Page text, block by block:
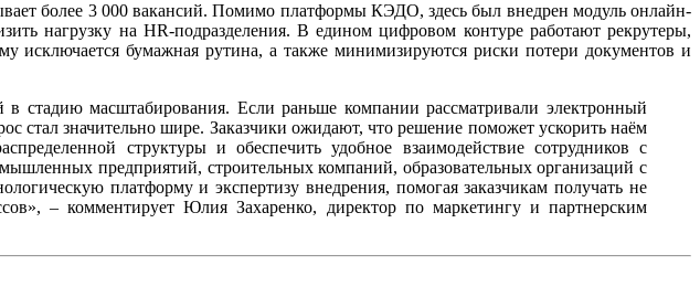
более 3 000 вакансий. Помимо платформы КЭДО, здесь был внедрен модуль онлайн-
нагрузку на HR-подразделения. В едином цифровом контуре работают рекрутеры,
исключается бумажная рутина, а также минимизируются риски потери документов и
масштабирования. Если раньше компании рассматривали электронный
стал значительно шире. Заказчики ожидают, что решение поможет ускорить наём
структуры и обеспечить удобное взаимодействие сотрудников с
предприятий, строительных компаний, образовательных организаций с
платформу и экспертизу внедрения, помогая заказчикам получать не
– комментирует Юлия Захаренко, директор по маркетингу и партнерским